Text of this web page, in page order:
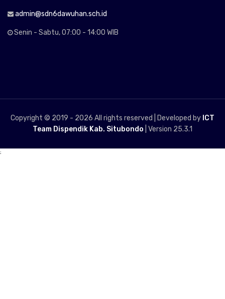
admin@sdn6dawuhan.sch.id
Senin - Sabtu, 07:00 - 14:00 WIB
Copyright © 2019 - 2026 All rights reserved | Developed by ICT
Team Dispendik Kab. Situbondo | Version 25.3.1
;